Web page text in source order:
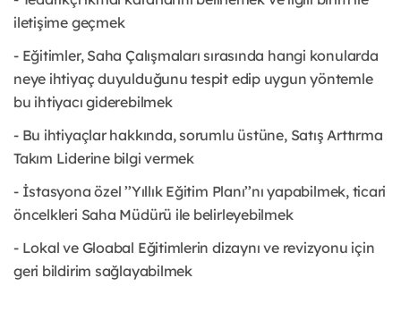
iletişime geçmek
- Eğitimler, Saha Çalışmaları sırasında hangi konularda
neye ihtiyaç duyulduğunu tespit edip uygun yöntemle
bu ihtiyacı giderebilmek
- Bu ihtiyaçlar hakkında, sorumlu üstüne, Satış Arttırma
Takım Liderine bilgi vermek
- İstasyona özel ’’Yıllık Eğitim Planı’’nı yapabilmek, ticari
öncelkleri Saha Müdürü ile belirleyebilmek
- Lokal ve Gloabal Eğitimlerin dizaynı ve revizyonu için
geri bildirim sağlayabilmek